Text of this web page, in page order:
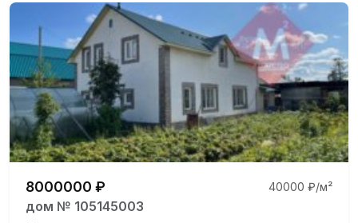
8000000 ₽ 40000 ₽/м²
дом № 105145003